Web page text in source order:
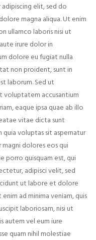
elit, sed do
magna aliqua. Ut enim
ullamco laboris nisi ut
irure dolor in
dolore eu fugiat nulla
non proident, sunt in
laborum. Sed ut
voluptatem accusantium
eaque ipsa quae ab illo
vitae dicta sunt
voluptas sit aspernatur
dolores eos qui
porro quisquam est, qui
adipisci velit, sed
ut labore et dolore
ad minima veniam, quis
laboriosam, nisi ut
autem vel eum iure
quam nihil molestiae